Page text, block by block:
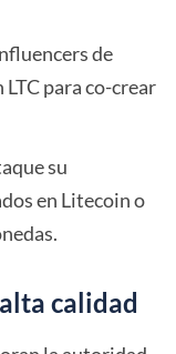
de
para co-crear
su
en Litecoin o
calidad